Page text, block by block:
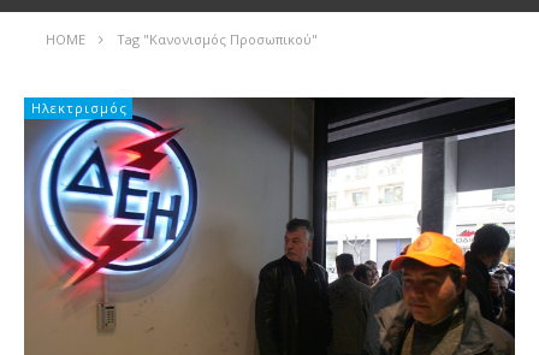
HOME Tag "Κανονισμός Προσωπικού"
Ηλεκτρισμός